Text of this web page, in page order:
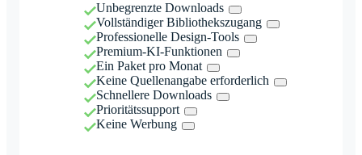
Unbegrenzte Downloads
Vollständiger Bibliothekszugang
Professionelle Design-Tools
Premium-KI-Funktionen
Ein Paket pro Monat
Keine Quellenangabe erforderlich
Schnellere Downloads
Prioritätssupport
Keine Werbung